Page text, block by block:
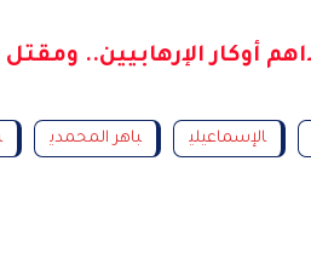
الإرهابيين.. ومقتل 13 تكفيريًا
الإسماعيلي باهر المحمدي